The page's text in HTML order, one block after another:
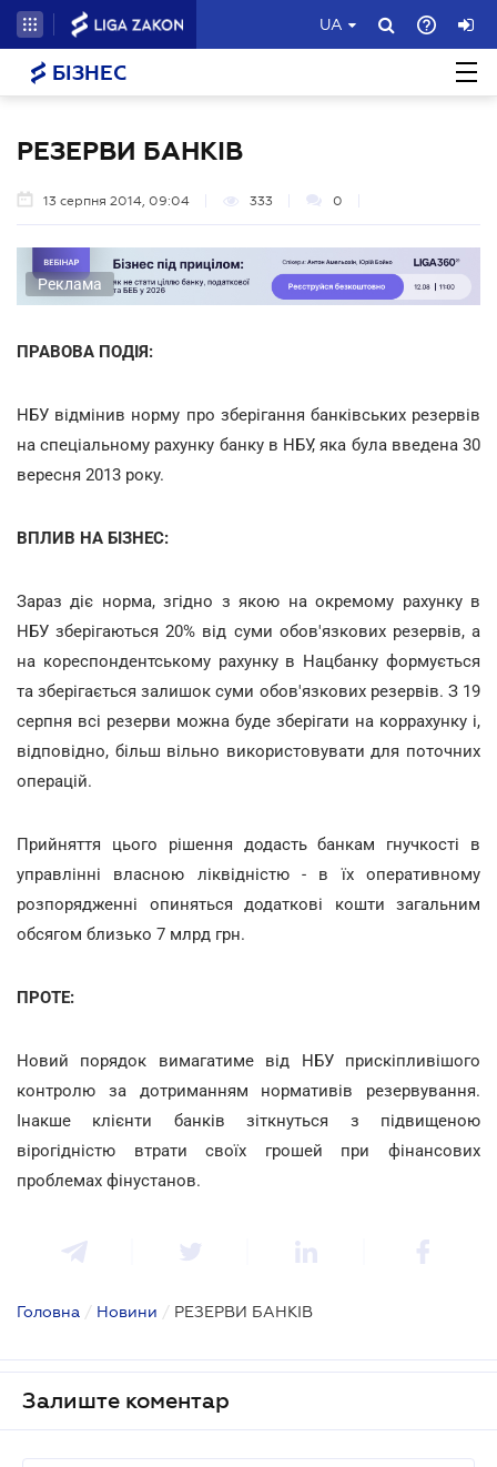
UA
БІЗНЕС
РЕЗЕРВИ БАНКІВ
13 серпня 2014, 09:04 333 0
Реклама
ПРАВОВА ПОДІЯ:
НБУ відмінив норму про зберігання банківських резервів
на спеціальному рахунку банку в НБУ, яка була введена 30
вересня 2013 року.
ВПЛИВ НА БІЗНЕС:
Зараз діє норма, згідно з якою на окремому рахунку в
НБУ зберігаються 20% від суми обов'язкових резервів, а
на кореспондентському рахунку в Нацбанку формується
та зберігається залишок суми обов'язкових резервів. З 19
серпня всі резерви можна буде зберігати на коррахунку і,
відповідно, більш вільно використовувати для поточних
операцій.
Прийняття цього рішення додасть банкам гнучкості в
управлінні власною ліквідністю - в їх оперативному
розпорядженні опиняться додаткові кошти загальним
обсягом близько 7 млрд грн.
ПРОТЕ:
Новий порядок вимагатиме від НБУ прискіпливішого
контролю за дотриманням нормативів резервування.
Інакше клієнти банків зіткнуться з підвищеною
вірогідністю втрати своїх грошей при фінансових
проблемах фінустанов.
Головна / Новини / РЕЗЕРВИ БАНКІВ
Залиште коментар